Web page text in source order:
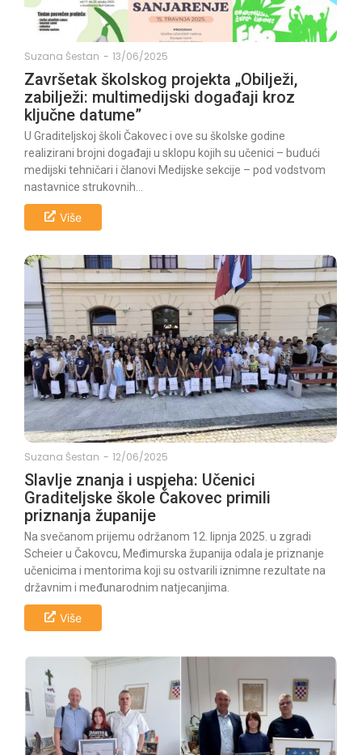
Suzana Šestan - 13/06/2025
Završetak školskog projekta „Obilježi,
zabilježi: multimedijski događaji kroz
ključne datume”
U Graditeljskoj školi Čakovec i ove su školske godine
realizirani brojni događaji u sklopu kojih su učenici – budući
medijski tehničari i članovi Medijske sekcije – pod vodstvom
nastavnice strukovnih...
Više
Suzana Šestan - 12/06/2025
Slavlje znanja i uspjeha: Učenici
Graditeljske škole Čakovec primili
priznanja županije
Na svečanom prijemu održanom 12. lipnja 2025. u zgradi
Scheier u Čakovcu, Međimurska županija odala je priznanje
učenicima i mentorima koji su ostvarili iznimne rezultate na
državnim i međunarodnim natjecanjima.
Više